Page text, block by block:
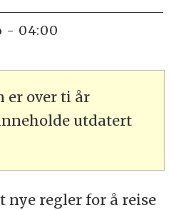
- 04:00
er over ti år
utdatert
nye regler for å reise